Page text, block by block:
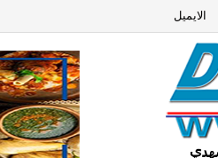
الايميل